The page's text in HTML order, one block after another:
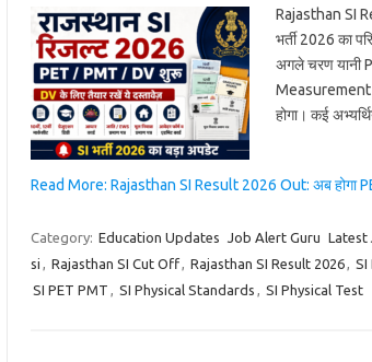
Rajasthan SI
भर्ती 2026 का
अगले चरण यानी
Measurement
होगा। कई
Read More: Rajasthan SI Result 2026 Out: अब
Category: Education Updates Job Alert Guru Latest
si , Rajasthan SI Cut Off, Rajasthan SI Result 2026, SI
SI PET PMT , SI Physical Standards , SI Physical Test